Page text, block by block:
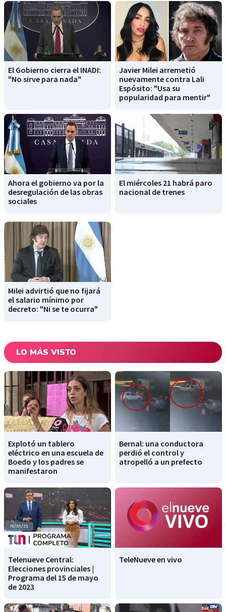
El Gobierno cierra el INADI:
"No sirve para nada"
Javier Milei arremetió
nuevamente contra Lali
Espósito: "Usa su
popularidad para mentir"
Ahora el gobierno va por la
desregulación de las obras
sociales
El miércoles 21 habrá paro
nacional de trenes
Milei advirtió que no fijará
el salario mínimo por
decreto: "Ni se te ocurra"
LO MÁS VISTO
Explotó un tablero
eléctrico en una escuela de
Boedo y los padres se
manifestaron
Bernal: una conductora
perdió el control y
atropelló a un prefecto
Telenueve Central:
Elecciones provinciales |
Programa del 15 de mayo
de 2023
TeleNueve en vivo